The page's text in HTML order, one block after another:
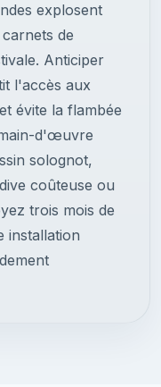
explosent
de
Anticiper
l'accès aux
évite la flambée
d'œuvre
solognot,
coûteuse ou
trois mois de
installation